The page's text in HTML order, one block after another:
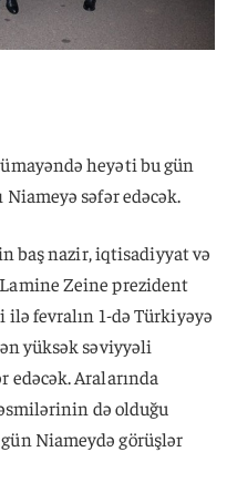
heyəti bu gün
səfər edəcək.
baş nazir, iqtisadiyyat və
Zeine prezident
ilə fevralın 1-də Türkiyəyə
yüksək səviyyəli
edəcək. Aralarında
də olduğu
Niameydə görüşlər